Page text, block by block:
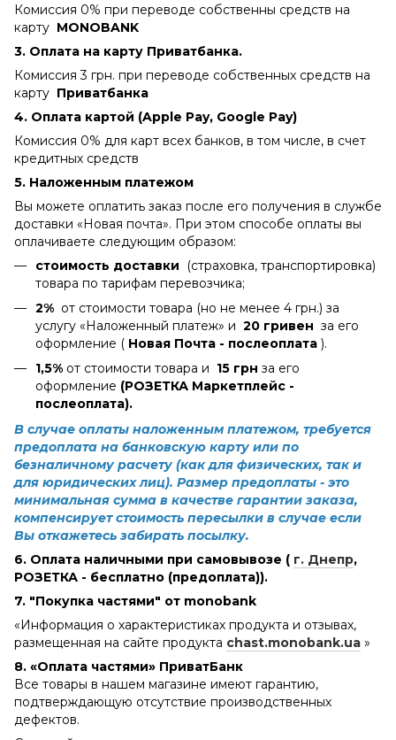
Комиссия 0% при переводе собственны средств на
карту MONOBANK
3. Оплата на карту Приватбанка.
Комиссия 3 грн. при переводе собственных средств на
карту Приватбанка
4. Оплата картой (Apple Pay, Google Pay)
Комиссия 0% для карт всех банков, в том числе, в счет
кредитных средств
5. Наложенным платежом
Вы можете оплатить заказ после его получения в службе
доставки «Новая почта». При этом способе оплаты вы
оплачиваете следующим образом:
стоимость доставки (страховка, транспортировка)
товара по тарифам перевозчика;
2% от стоимости товара (но не менее 4 грн.) за
услугу «Наложенный платеж» и 20 гривен за его
оформление ( Новая Почта - послеоплата ).
1,5% от стоимости товара и 15 грн за его
оформление (РОЗЕТКА Маркетплейс -
послеоплата).
В случае оплаты наложенным платежом, требуется
предоплата на банковскую карту или по
безналичному расчету (как для физических, так и
для юридических лиц). Размер предоплаты - это
минимальная сумма в качестве гарантии заказа,
компенсирует стоимость пересылки в случае если
Вы откажетесь забирать посылку.
6. Оплата наличными при самовывозе ( г. Днепр,
РОЗЕТКА - бесплатно (предоплата)).
7. "Покупка частями" от monobank
«Информация о характеристиках продукта и отзывах,
размещенная на сайте продукта chast.monobank.ua »
8. «Оплата частями» ПриватБанк
Все товары в нашем магазине имеют гарантию,
подтверждающую отсутствие производственных
дефектов.